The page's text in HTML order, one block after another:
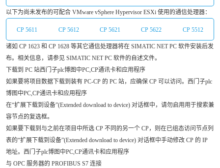
以下为尚未发布的可配合 VMware vSphere Hypervisor ESXi 使用的通信处理器：
CP 5611 CP 5612 CP 5621 CP 5622 CP 5512
诸如 CP 1623 和 CP 1628 等其它通信处理器将在 SIMATIC NET PC 软件安装后发
布。相关信息，请参见 SIMATIC NET PC 软件的自述文件。
下载到 PC 站西门子plc博图中PC,CP通讯卡和应用程序
如果要将项目数据下载到装有 PC-CP 的 PC 站，应确保 CP 可以访问。西门子plc
博图中PC,CP通讯卡和应用程序
在“扩展下载到设备”(Extended download to device) 对话框中，请勿启用用于搜索兼
容节点的复选框。
如果要下载到与之前在项目中所选 CP 不同的另一个 CP，则在已组态访问节点列
表的“扩展下载到设备”(Extended download to device) 对话框中手动修改 CP 的 IP
地址。西门子plc博图中PC,CP通讯卡和应用程序
与 OPC 服务器的 PROFIBUS S7 连接